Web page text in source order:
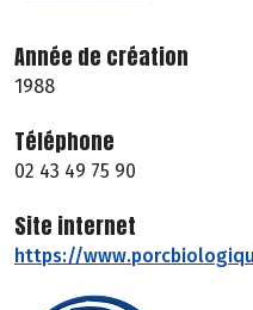
Année de création
1988
Téléphone
02 43 49 75 90
Site internet
https://